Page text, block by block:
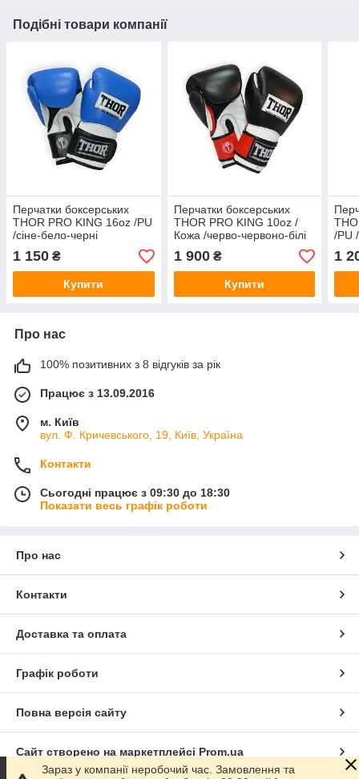
Подібні товари компанії
Перчатки боксерських
THOR PRO KING 16oz /PU
/сіне-бело-черні
1 150 ₴
Купити
Перчатки боксерських
THOR PRO KING 10oz /
Кожа /черво-червоно-білі
1 900₴
Купити
/PU
1
Про нас
100% позитивних з 8 відгуків за рік
Працює з 13.09.2016
м. Київ
вул. Ф. Кричевського, 19, Київ, Україна
Контакти
Сьогодні працює з 09:30 до 18:30
Показати весь графік роботи
Про нас
Контакти
Доставка та оплата
Графік роботи
Повна версія сайту
Сайт створено на маркетплейсі Prom.ua
Зараз у компанії неробочий час. Замовлення та